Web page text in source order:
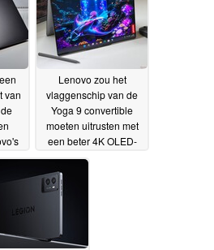
van
Lenovo zou het
vlaggenschip van de
Yoga 9 convertible
moeten uitrusten met
een beter 4K OLED-
scherm